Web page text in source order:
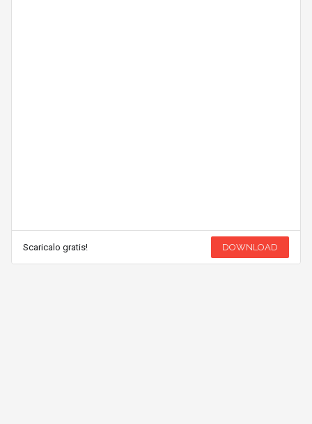
Scaricalo gratis! DOWNLOAD